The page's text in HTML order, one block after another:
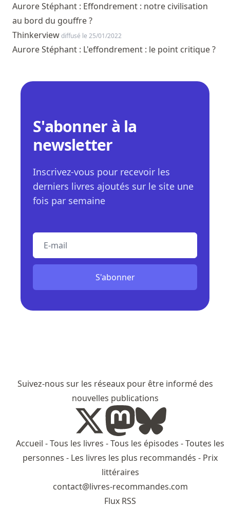
Aurore Stéphant : Effondrement : notre civilisation
au bord du gouffre ?
Thinkerviewdiffusé le 25/01/2022
Aurore Stéphant : L'effondrement : le point critique ?
S'abonner à la
newsletter
Inscrivez-vous pour recevoir les
derniers livres ajoutés sur le site une
fois par semaine
S'abonner
Suivez-nous sur les réseaux pour être informé des
nouvelles publications
Accueil -Tous les livres -Tous les épisodes -Toutes les
personnes - Les livres les plus recommandés - Prix
littéraires
contact@livres-recommandes.com
Flux RSS